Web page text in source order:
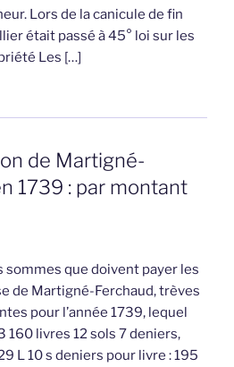
Lors de la canicule de fin
était passé à 45° loi sur les
Les […]
de Martigné-
1739 : par montant
sommes que doivent payer les
de Martigné-Ferchaud, trèves
pour l’année 1739, lequel
160 livres 12 sols 7 deniers,
L 10 s deniers pour livre : 195